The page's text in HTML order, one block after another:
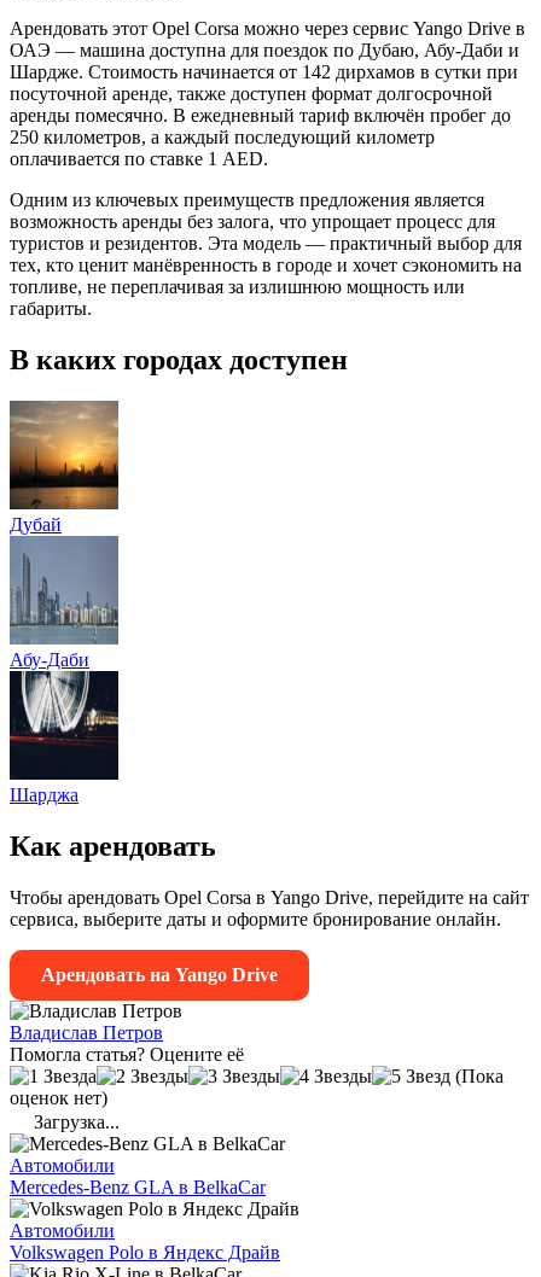
Арендовать этот Opel Corsa можно через сервис Yango Drive в
ОАЭ — машина доступна для поездок по Дубаю, Абу-Даби и
Шардже. Стоимость начинается от 142 дирхамов в сутки при
посуточной аренде, также доступен формат долгосрочной
аренды помесячно. В ежедневный тариф включён пробег до
250 километров, а каждый последующий километр
оплачивается по ставке 1 AED.
Одним из ключевых преимуществ предложения является
возможность аренды без залога, что упрощает процесс для
туристов и резидентов. Эта модель — практичный выбор для
тех, кто ценит манёвренность в городе и хочет сэкономить на
топливе, не переплачивая за излишнюю мощность или
габариты.
В каких городах доступен
Дубай
Абу-Даби
Шарджа
Как арендовать
Чтобы арендовать Opel Corsa в Yango Drive, перейдите на сайт
сервиса, выберите даты и оформите бронирование онлайн.
Арендовать на Yango Drive
Владислав Петров
Помогла статья? Оцените её
(Пока
оценок нет)
Загрузка...
Автомобили
Mercedes-Benz GLA в BelkaCar
Автомобили
Volkswagen Polo в Яндекс Драйв